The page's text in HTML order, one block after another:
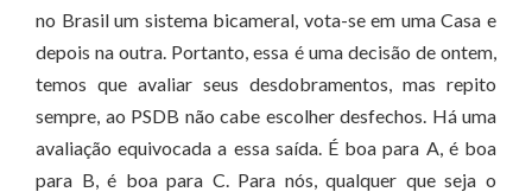
no Brasil um sistema bicameral, vota-se em uma Casa e
depois na outra. Portanto, essa é uma decisão de ontem,
temos que avaliar seus desdobramentos, mas repito
sempre, ao PSDB não cabe escolher desfechos. Há uma
avaliação equivocada a essa saída. É boa para A, é boa
para B, é boa para C. Para nós, qualquer que seja o